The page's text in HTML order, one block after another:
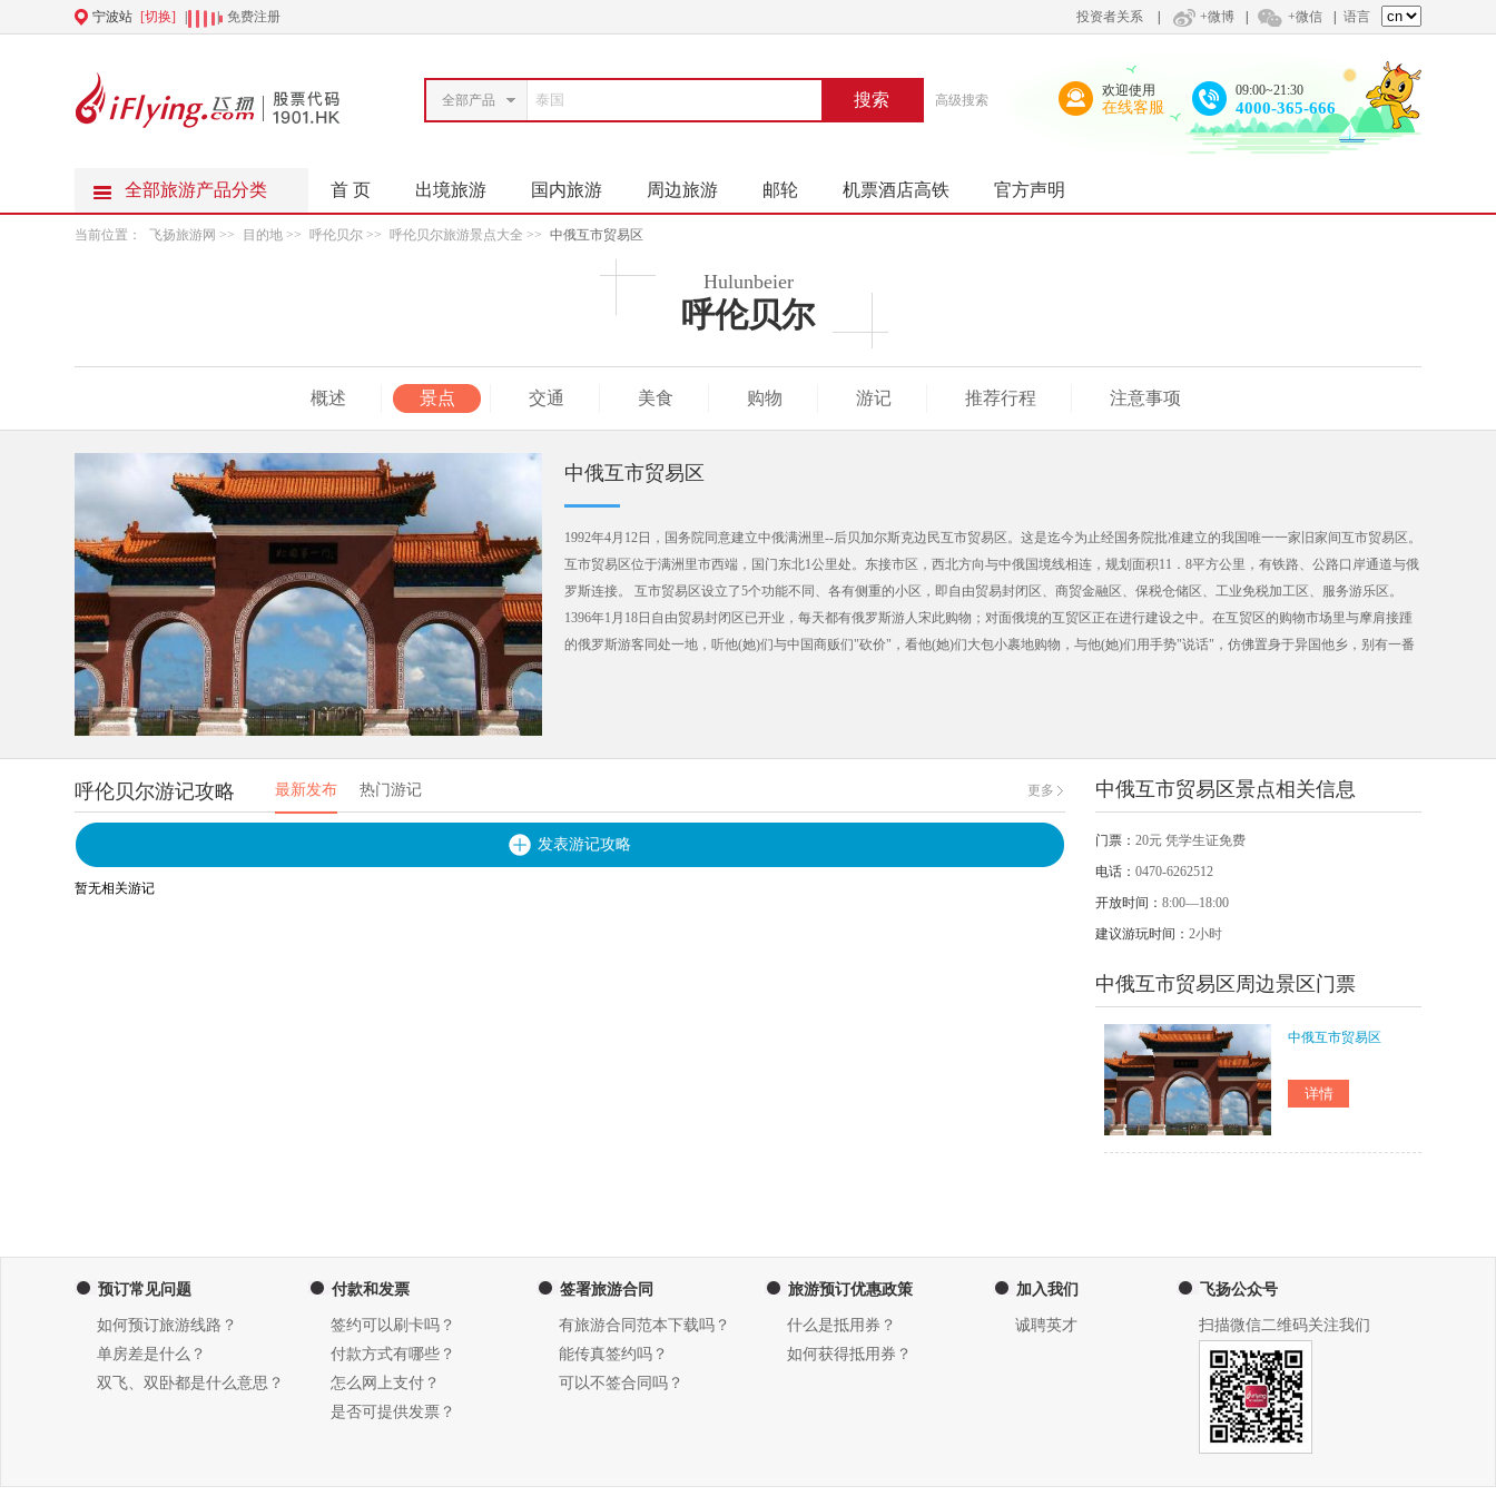
宁波站 [切换] 免费注册 投资者关系 +微博 +微信 语言
全部产品 搜索 高级搜索
欢迎使用
在线客服
09:00~21:30
4000-365-666
全部旅游产品分类 首 页 出境旅游 国内旅游 周边旅游 邮轮 机票酒店高铁 官方声明
当前位置： 飞扬旅游网 >> 目的地 >> 呼伦贝尔 >> 呼伦贝尔旅游景点大全 >> 中俄互市贸易区
Hulunbeier
呼伦贝尔
概述 景点 交通 美食 购物 游记 推荐行程 注意事项
中俄互市贸易区
1992年4月12日，国务院同意建立中俄满洲里--后贝加尔斯克边民互市贸易区。这是迄今为止经国务院批准建立的我国唯一一家旧家间互市贸易区。
互市贸易区位于满洲里市西端，国门东北1公里处。东接市区，西北方向与中俄国境线相连，规划面积11．8平方公里，有铁路、公路口岸通道与俄
罗斯连接。 互市贸易区设立了5个功能不同、各有侧重的小区，即自由贸易封闭区、商贸金融区、保税仓储区、工业免税加工区、服务游乐区。
1396年1月18日自由贸易封闭区已开业，每天都有俄罗斯游人宋此购物；对面俄境的互贸区正在进行建设之中。在互贸区的购物市场里与摩肩接踵
的俄罗斯游客同处一地，听他(她)们与中国商贩们"砍价"，看他(她)们大包小裹地购物，与他(她)们用手势"说话"，仿佛置身于异国他乡，别有一番
呼伦贝尔游记攻略 最新发布 热门游记 更多
发表游记攻略
暂无相关游记
中俄互市贸易区景点相关信息
门票： 20元 凭学生证免费
电话： 0470-6262512
开放时间： 8:00—18:00
建议游玩时间： 2小时
中俄互市贸易区周边景区门票
中俄互市贸易区
预订常见问题
如何预订旅游线路？
单房差是什么？
双飞、双卧都是什么意思？
付款和发票
签约可以刷卡吗？
付款方式有哪些？
怎么网上支付？
是否可提供发票？
签署旅游合同
有旅游合同范本下载吗？
能传真签约吗？
可以不签合同吗？
旅游预订优惠政策
什么是抵用券？
如何获得抵用券？
加入我们
诚聘英才
飞扬公众号
扫描微信二维码关注我们